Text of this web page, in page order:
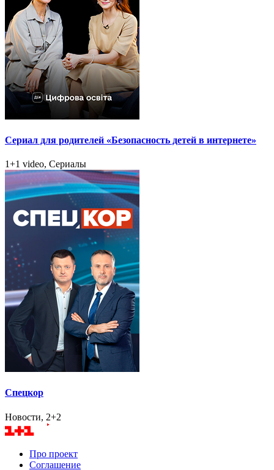
Сериал для родителей «Безопасность детей в интернете»
1+1 video, Сериалы
Спецкор
Новости, 2+2
Про проект
Соглашение